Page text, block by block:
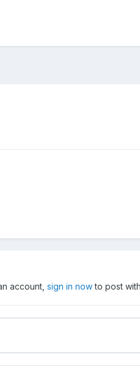
account, sign in nowto post